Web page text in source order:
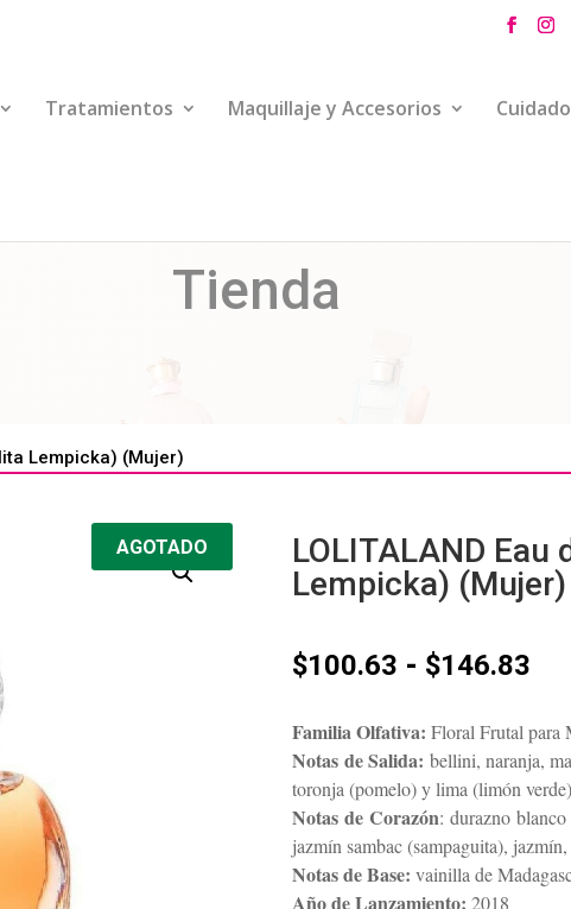
Tratamientos Maquillaje y Accesorios
Tienda
Lempicka) (Mujer)
AGOTADO
LOLITALAND
Lempicka) (Mujer)
$100.63 - $146.83
Familia Olfativa: Floral Frutal para
Notas de Salida: bellini, naranja,
toronja (pomelo) y lima (limón verde)
Notas de Corazón: durazno
jazmín sambac (sampaguita),
Notas de Base: vainilla de
Año de Lanzamiento: 2018